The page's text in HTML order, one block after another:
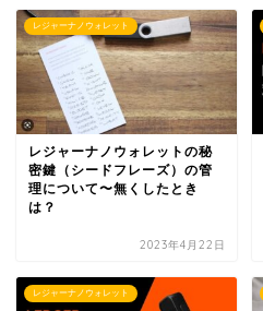
レジャーナノウォレット
レジャーナノウォレットの秘
密鍵（シードフレーズ）の管
理について〜無くしたとき
は？
2023年4月22日
レジャーナノウォレット